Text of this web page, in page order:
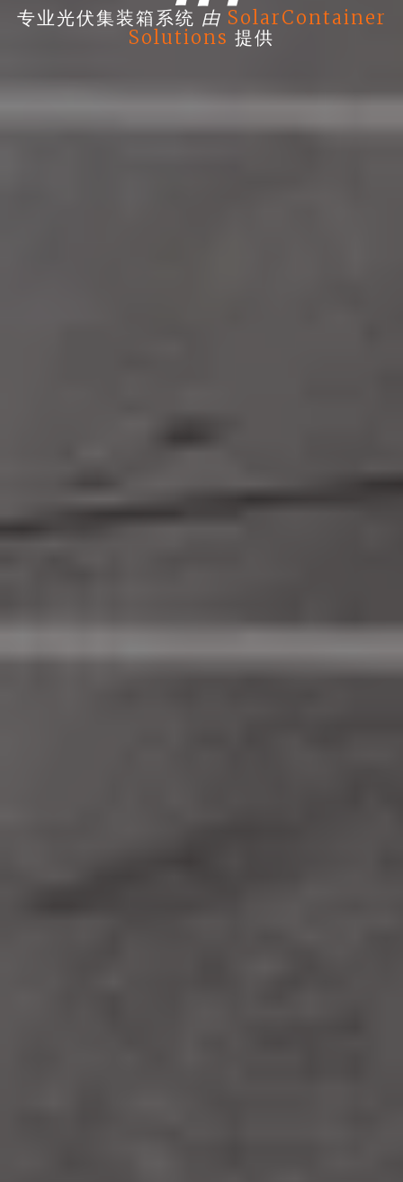
专业光伏集装箱系统 由 SolarContainer
Solutions 提供